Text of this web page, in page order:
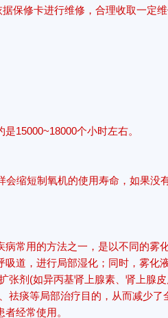
保修卡进行维修，合理收取一定维
15000~18000个小时左右。
会缩短制氧机的使用寿命，如果没
常用的方法之一，是以不同的雾
道，进行局部湿化；同时，雾化
张剂(如异丙基肾上腺素、肾上腺
祛痰等局部治疗目的，从而减少
经常使用。